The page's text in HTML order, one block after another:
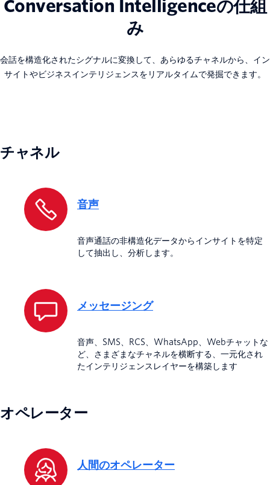
Conversation Intelligenceの仕組
み
会話を構造化されたシグナルに変換して、あらゆるチャネルから、イン
サイトやビジネスインテリジェンスをリアルタイムで発掘できます。
チャネル
音声
音声通話の非構造化データからインサイトを特定
して抽出し、分析します。
メッセージング
音声、SMS、RCS、WhatsApp、Webチャットな
ど、さまざまなチャネルを横断する、一元化され
たインテリジェンスレイヤーを構築します
オペレーター
人間のオペレーター